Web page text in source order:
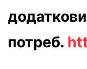
потреб.